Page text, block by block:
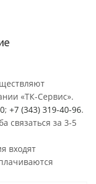
«ТК-Сервис».
; +7 (343) 319-40-96.
связаться за 3-5
входят